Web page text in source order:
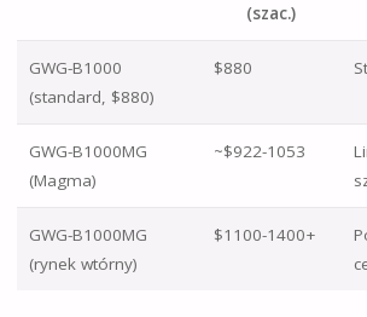
(szac.)
GWG-B1000
(standard, $880)
$880
GWG-B1000MG
(Magma)
~$922-1053
GWG-B1000MG
(rynek wtórny)
$1100-1400+